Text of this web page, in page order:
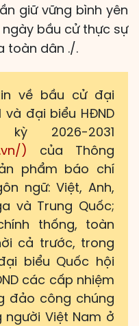
giữ vững bình yên
bầu cử thực sự
toàn dân ./.
về bầu cử đại
và đại biểu HĐND
2026-2031
) của Thông
phẩm báo chí
ngữ: Việt, Anh,
và Trung Quốc;
thống, toàn
cả trước, trong
biểu Quốc hội
các cấp nhiệm
đảo công chúng
Việt Nam ở